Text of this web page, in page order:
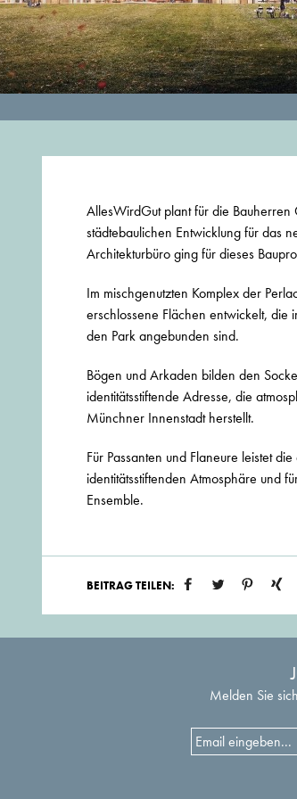
AllesWirdGut plant für die Bauherren
städtebaulichen Entwicklung für das
Architekturbüro ging für dieses
Im mischgenutzten Komplex der
erschlossene Flächen entwickelt, die
den Park angebunden sind.
Bögen und Arkaden bilden den
identitätsstiftende Adresse, die
Münchner Innenstadt herstellt.
Für Passanten und Flaneure leistet
identitätsstiftenden Atmosphäre und
Ensemble.
BEITRAG TEILEN:
Melden Sie